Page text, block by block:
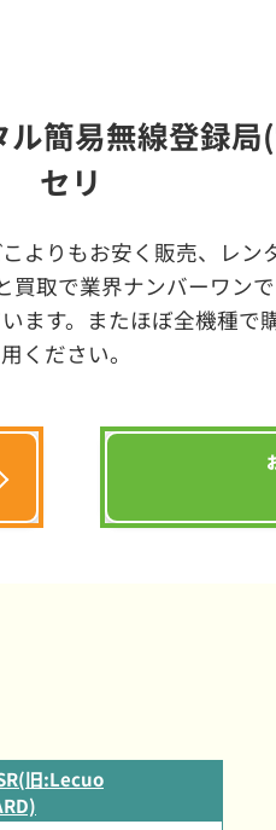
簡易無線登録
セリ
よりもお安く販売、レン
取で業界ナンバーワン
ます。またほぼ全機種で
ください。
旧:Lecuo